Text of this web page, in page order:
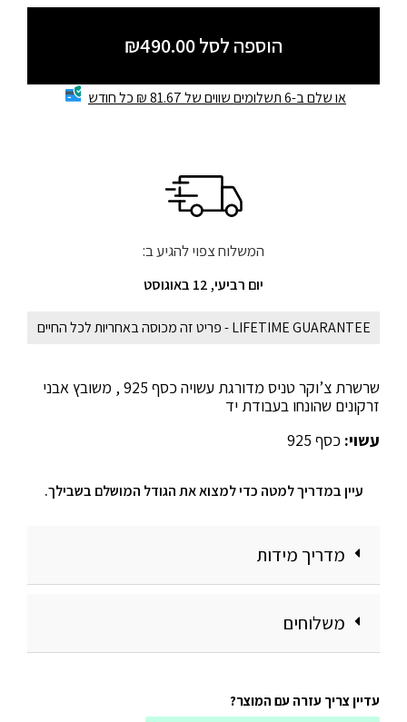
הוספה לסל ₪490.00
או שלם ב-6 תשלומים שווים של 81.67 ₪ כל חודש
המשלוח צפוי להגיע ב:
יום רביעי, 12 באוגוסט
LIFETIME GUARANTEE - פריט זה מכוסה באחריות לכל החיים
שרשרת צ’וקר טניס מדורגת עשויה כסף 925 , משובץ אבני
זרקונים שהונחו בעבודת יד
עשוי: כסף 925
עיין במדריך למטה כדי למצוא את הגודל המושלם בשבילך.
מדריך מידות
משלוחים
עדיין צריך עזרה עם המוצר?